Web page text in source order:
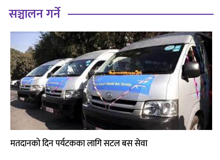
साहित्य
प्रदेश
English
सञ्चालन गर्ने
मतदानको दिन पर्यटकका लागि सटल बस सेवा